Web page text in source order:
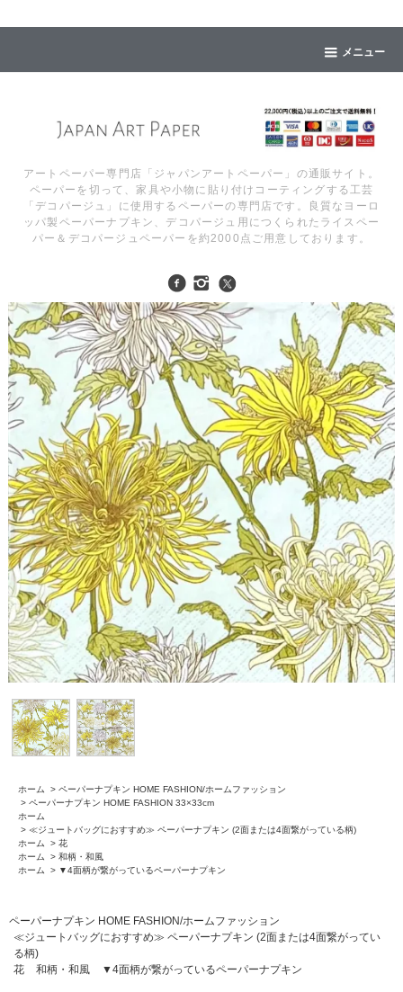
メニュー
アートペーパー専門店「ジャパンアートペーパー」の通販サイト。
ペーパーを切って、家具や小物に貼り付けコーティングする工芸
「デコパージュ」に使用するペーパーの専門店です。良質なヨーロ
ッパ製ペーパーナプキン、デコパージュ用につくられたライスペー
パー＆デコパージュペーパーを約2000点ご用意しております。
ホーム > ペーパーナプキン HOME FASHION/ホームファッション
> ペーパーナプキン HOME FASHION 33×33cm
ホーム
> ≪ジュートバッグにおすすめ≫ ペーパーナプキン (2面または4面繋がっている柄)
ホーム
> 花
ホーム
> 和柄・和風
ホーム
> ▼4面柄が繋がっているペーパーナプキン
ペーパーナプキン HOME FASHION/ホームファッション
≪ジュートバッグにおすすめ≫ ペーパーナプキン (2面または4面繋がってい
る柄)
花
和柄・和風 ▼4面柄が繋がっているペーパーナプキン